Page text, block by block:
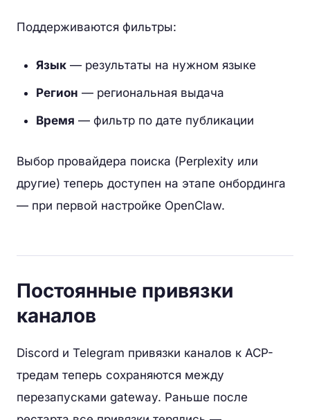
Поддерживаются фильтры:
Язык — результаты на нужном языке
Регион — региональная выдача
Время — фильтр по дате публикации
Выбор провайдера поиска (Perplexity или
другие) теперь доступен на этапе онбординга
— при первой настройке OpenClaw.
Постоянные привязки
каналов
Discord и Telegram привязки каналов к ACP-
тредам теперь сохраняются между
перезапусками gateway. Раньше после